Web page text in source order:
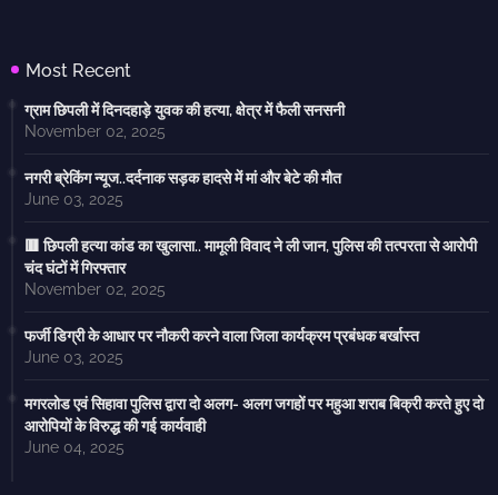
Most Recent
ग्राम छिपली में दिनदहाड़े युवक की हत्या, क्षेत्र में फैली सनसनी
November 02, 2025
नगरी ब्रेकिंग न्यूज..दर्दनाक सड़क हादसे में मां और बेटे की मौत
June 03, 2025
🟥 छिपली हत्या कांड का खुलासा.. मामूली विवाद ने ली जान, पुलिस की तत्परता से आरोपी
चंद घंटों में गिरफ्तार
November 02, 2025
फर्जी डिग्री के आधार पर नौकरी करने वाला जिला कार्यक्रम प्रबंधक बर्खास्त
June 03, 2025
मगरलोड एवं सिहावा पुलिस द्वारा दो अलग- अलग जगहों पर महुआ शराब बिक्री करते हुए दो
आरोपियों के विरुद्ध की गई कार्यवाही
June 04, 2025